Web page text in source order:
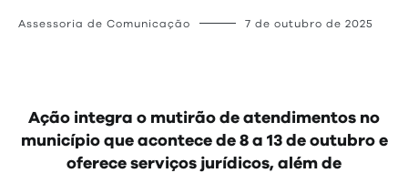
Assessoria de Comunicação 7 de outubro de 2025
Ação integra o mutirão de atendimentos no
município que acontece de 8 a 13 de outubro e
oferece serviços jurídicos, além de